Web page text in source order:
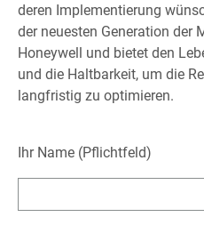
deren Implementierung
der neuesten Generation der
Honeywell und bietet den
und die Haltbarkeit, um die
langfristig zu optimieren.
Ihr Name (Pflichtfeld)